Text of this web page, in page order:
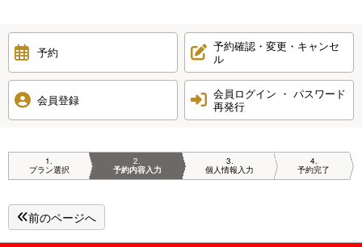
予約
予約確認・変更・キャンセ
ル
会員登録
会員ログイン ・ パスワード
再発行
1
プラン選択
2
予約内容入力
3
個人情報入力
4
予約完了
前のページへ